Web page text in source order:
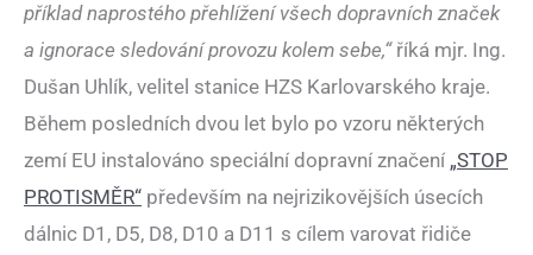
příklad naprostého přehlížení všech dopravních značek
a ignorace sledování provozu kolem sebe,“říká mjr. Ing.
Dušan Uhlík, velitel stanice HZS Karlovarského kraje.
Během posledních dvou let bylo po vzoru některých
zemí EU instalováno speciální dopravní značení „STOP
PROTISMĚR“ především na nejrizikovějších úsecích
dálnic D1, D5, D8, D10 a D11 s cílem varovat řidiče